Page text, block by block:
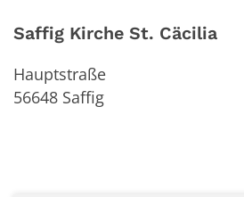
Saffig Kirche St. Cäcilia
Hauptstraße
56648 Saffig